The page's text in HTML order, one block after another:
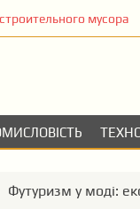
мусора
Футуризм у моді: